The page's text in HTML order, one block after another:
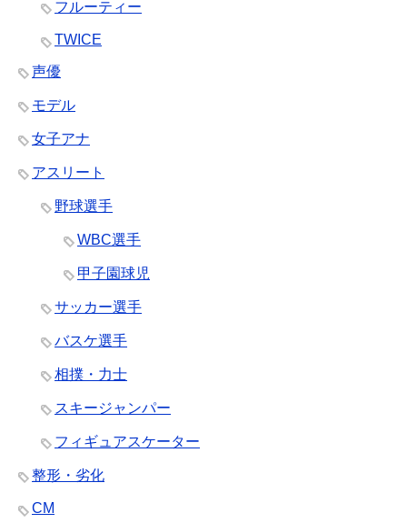
フルーティー
TWICE
声優
モデル
女子アナ
アスリート
野球選手
WBC選手
甲子園球児
サッカー選手
バスケ選手
相撲・力士
スキージャンパー
フィギュアスケーター
整形・劣化
CM